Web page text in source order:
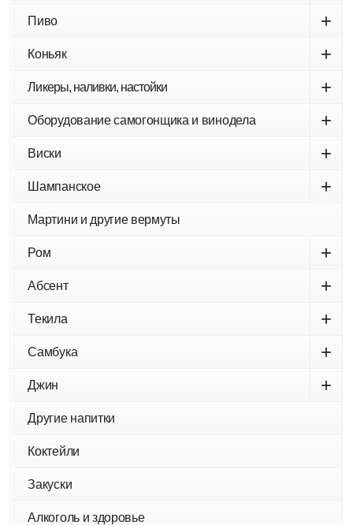
Пиво +
Коньяк +
Ликеры, наливки, настойки +
Оборудование самогонщика и винодела +
Виски +
Шампанское +
Мартини и другие вермуты
Ром +
Абсент +
Текила +
Самбука +
Джин +
Другие напитки
Коктейли
Закуски
Алкоголь и здоровье